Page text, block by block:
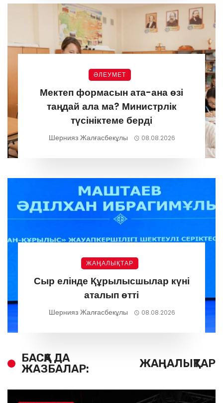
ӘЛЕУМЕТ
Мектеп формасын ата-ана өзі
таңдай ала ма? Министрлік
түсініктеме берді
Шернияз Жалғасбекұлы 08.08.2026
ЖАҢАЛЫҚТАР
Сыр елінде Құрылысшылар күні
аталып өтті
Шернияз Жалғасбекұлы 08.08.2026
БАСҚА ДА
ЖАЗБАЛАР:
ЖАҢАЛЫҚТАР